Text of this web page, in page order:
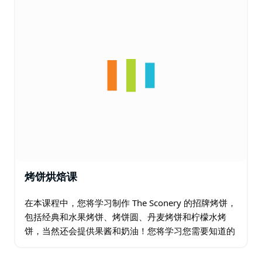
烤饼烘焙课
在本课程中，您将学习制作 The Sconery 的招牌烤饼，
包括经典和水果烤饼、烤饼圆、丹麦烤饼和柠檬水烤
饼，当然还会提供果酱和奶油！您将学习您需要知道的